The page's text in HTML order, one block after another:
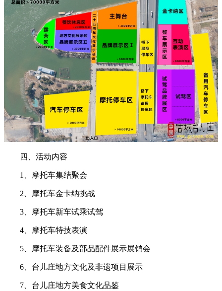
四、活动内容
1、摩托车集结聚会
2、摩托车金卡纳挑战
3、摩托车新车试乘试驾
4、摩托车特技表演
5、摩托车装备及部品配件展示展销会
6、台儿庄地方文化及非遗项目展示
7、台儿庄地方美食文化品鉴